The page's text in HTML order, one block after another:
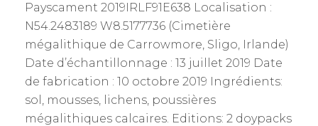
Payscament 2019IRLF91E638 Localisation :
N54.2483189 W8.5177736 (Cimetière
mégalithique de Carrowmore, Sligo, Irlande)
Date d’échantillonnage : 13 juillet 2019 Date
de fabrication : 10 octobre 2019 Ingrédients:
sol, mousses, lichens, poussières
mégalithiques calcaires. Editions: 2 doypacks